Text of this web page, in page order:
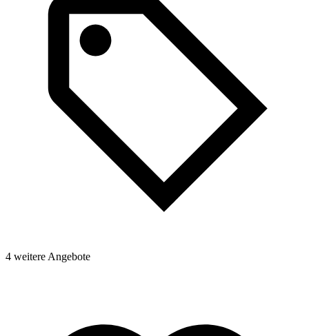
4 weitere Angebote